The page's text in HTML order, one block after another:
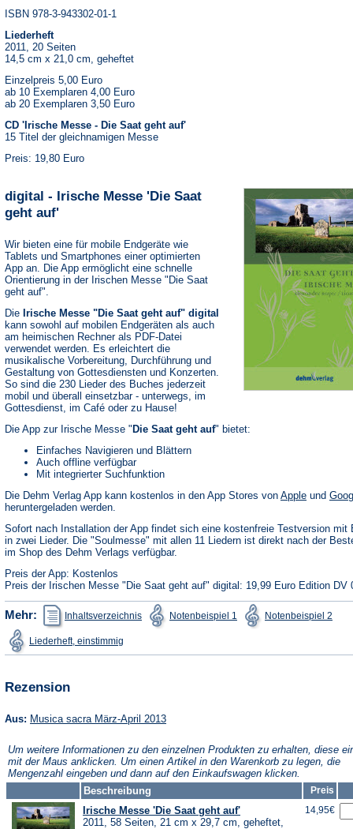
ISBN 978-3-943302-01-1
Liederheft
2011, 20 Seiten
14,5 cm x 21,0 cm, geheftet
Einzelpreis 5,00 Euro
ab 10 Exemplaren 4,00 Euro
ab 20 Exemplaren 3,50 Euro
CD 'Irische Messe - Die Saat geht auf'
15 Titel der gleichnamigen Messe
Preis: 19,80 Euro
digital - Irische Messe 'Die Saat
geht auf'
Wir bieten eine für mobile Endgeräte wie
Tablets und Smartphones einer optimierten
App an. Die App ermöglicht eine schnelle
Orientierung in der Irischen Messe "Die Saat
geht auf".
Die Irische Messe "Die Saat geht auf" digital
kann sowohl auf mobilen Endgeräten als auch
am heimischen Rechner als PDF-Datei
verwendet werden. Es erleichtert die
musikalische Vorbereitung, Durchführung und
Gestaltung von Gottesdiensten und Konzerten.
So sind die 230 Lieder des Buches jederzeit
mobil und überall einsetzbar - unterwegs, im
Gottesdienst, im Café oder zu Hause!
Die App zur Irische Messe " Die Saat geht auf" bietet:
Einfaches Navigieren und Blättern
Auch offline verfügbar
Mit integrierter Suchfunktion
Die Dehm Verlag App kann kostenlos in den App Stores von Apple(Öffnet
neuen
Tab)
und
heruntergeladen werden.
Sofort nach Installation der App findet sich eine kostenfreie Testversion mit
in zwei Lieder. Die "Soulmesse" mit allen 11 Liedern ist direkt nach der
im Shop des Dehm Verlags verfügbar.
Preis der App: Kostenlos
Preis der Irischen Messe "Die Saat geht auf" digital: 19,99 Euro Edition DV
Mehr: Inhaltsverzeichnis
(Öffnet
in
einem
Tab)
Notenbeispiel 1
(Öffnet
in
einem
Tab)
Notenbeispiel 2in
Tab)
Liederheft, einstimmig
einem
Rezension
Aus: Musica sacra März-April 2013(Öffnet
neuen
Tab)
Um weitere Informationen zu den einzelnen Produkten zu erhalten, diese
mit der Maus anklicken. Um einen Artikel in den Warenkorb zu legen, die
Mengenzahl eingeben und dann auf den Einkaufswagen klicken.
Beschreibung
Preis
Irische Messe 'Die Saat geht auf'
2011, 58 Seiten, 21 cm x 29,7 cm, geheftet,
14,95€